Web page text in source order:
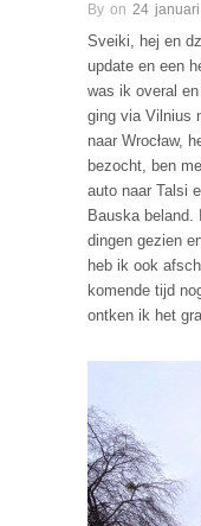
By on 24
Sveiki, hej en
update en een
was ik overal
ging via Vilnius
naar Wrocław,
bezocht, ben
auto naar Talsi
Bauska
dingen gezien
heb ik ook
komende tijd
ontken ik het